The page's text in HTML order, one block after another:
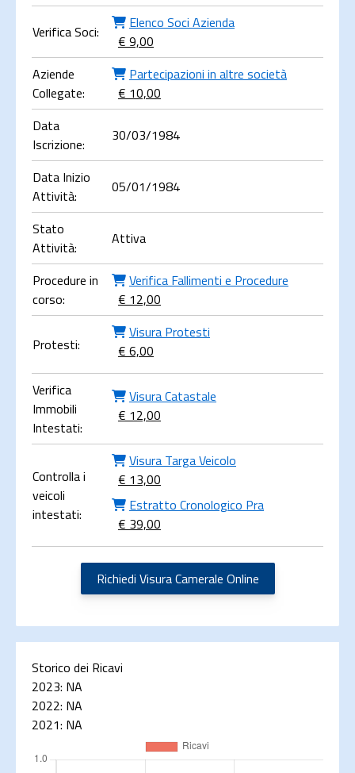
Verifica Soci:
Elenco Soci Azienda
€ 9,00
Aziende
Collegate:
Partecipazioni in altre società
€ 10,00
Data
Iscrizione:
30/03/1984
Data Inizio
Attività:
05/01/1984
Stato
Attività:
Attiva
Procedure in
corso:
Verifica Fallimenti e Procedure
€ 12,00
Protesti:
Visura Protesti
€ 6,00
Verifica
Immobili
Intestati:
Visura Catastale
€ 12,00
Controlla i
veicoli
intestati:
Visura Targa Veicolo
€ 13,00
Estratto Cronologico Pra
€ 39,00
Richiedi Visura Camerale Online
Storico dei Ricavi
2023: NA
2022: NA
2021: NA